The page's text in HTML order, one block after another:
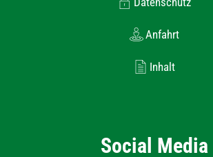
Anfahrt
Inhalt
Social Media